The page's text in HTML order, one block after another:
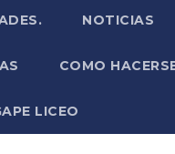
NOTICIAS
COMO
LICEO